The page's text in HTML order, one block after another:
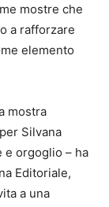
mostre che
a rafforzare
elemento
mostra
Silvana
e orgoglio – ha
Editoriale,
a una